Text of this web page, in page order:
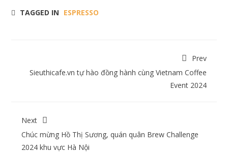
TAGGED IN ESPRESSO
Prev
Sieuthicafe.vn tự hào đồng hành cùng Vietnam Coffee
Event 2024
Next
Chúc mừng Hồ Thị Sương, quán quân Brew Challenge
2024 khu vực Hà Nội